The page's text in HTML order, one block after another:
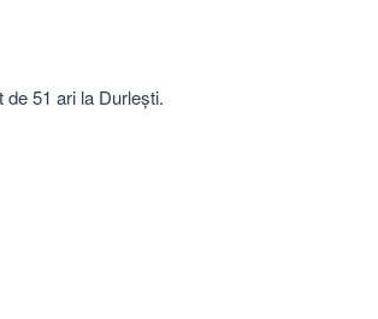
51 ari la Durlești.